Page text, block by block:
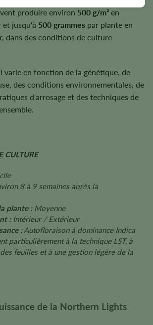
produire environ 500 g/m² en
jusqu'à 500 grammes par plante en
dans des conditions de culture
varie en fonction de la génétique, de
des conditions environnementales, de
d'arrosage et des techniques de
CULTURE
8 à 9 semaines après la
plante :Moyenne
:Intérieur / Extérieur
:Autofloraison à dominance Indica
particulièrement à la technique LST, à
feuilles et à une gestion légère de la
de la Northern Lights